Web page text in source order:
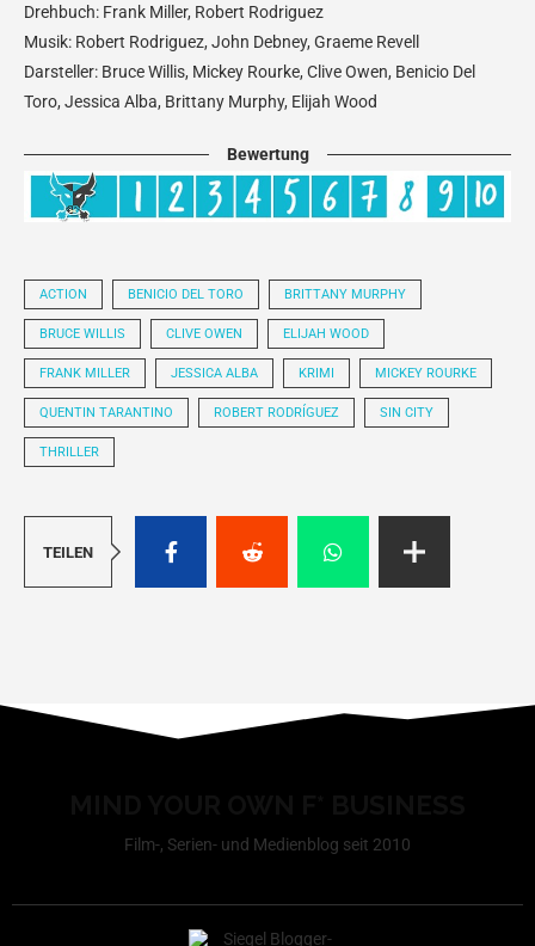
Drehbuch: Frank Miller, Robert Rodriguez
Musik: Robert Rodriguez, John Debney, Graeme Revell
Darsteller: Bruce Willis, Mickey Rourke, Clive Owen, Benicio Del
Toro, Jessica Alba, Brittany Murphy, Elijah Wood
Bewertung
ACTION BENICIO DEL TORO BRITTANY MURPHY
BRUCE WILLIS CLIVE OWEN ELIJAH WOOD
FRANK MILLER JESSICA ALBA KRIMI MICKEY ROURKE
QUENTIN TARANTINO ROBERT RODRÍGUEZ SIN CITY
THRILLER
TEILEN
Film-, Serien- und Medienblog seit 2010